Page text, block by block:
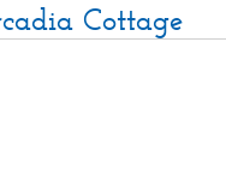
Cottage